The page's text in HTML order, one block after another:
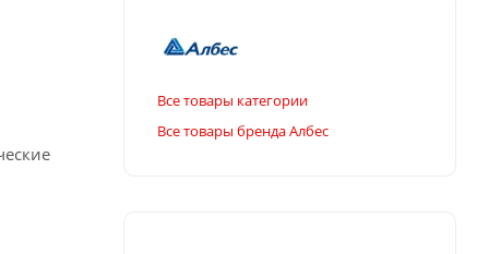
Все товары категории
Все товары бренда Албес